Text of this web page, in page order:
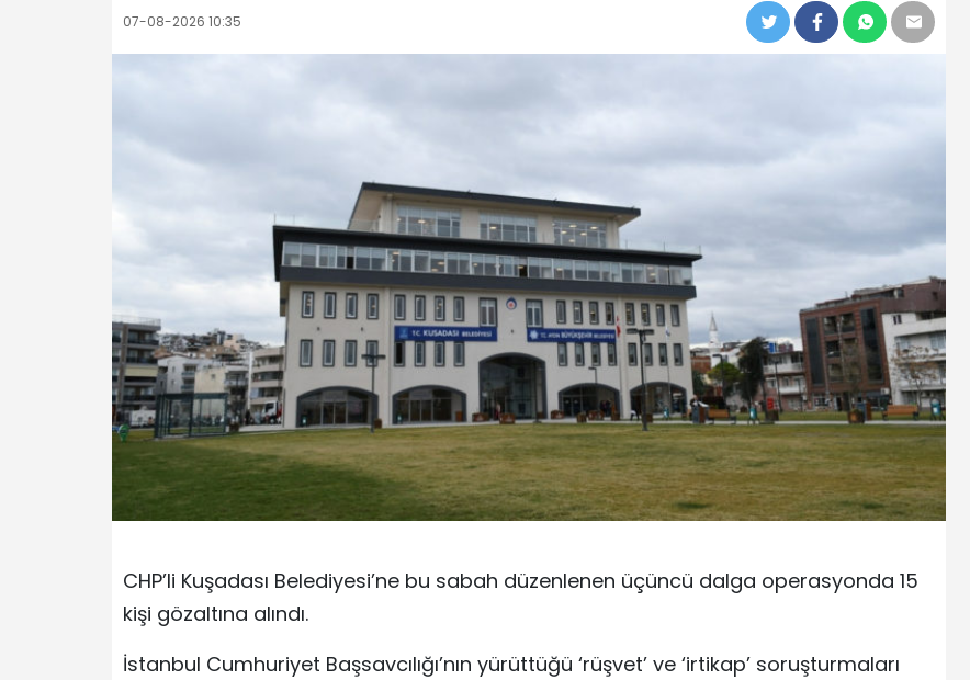
07-08-2026 10:35
CHP’li Kuşadası Belediyesi’ne bu sabah düzenlenen üçüncü dalga operasyonda 15
kişi gözaltına alındı.
İstanbul Cumhuriyet Başsavcılığı’nın yürüttüğü ‘rüşvet’ ve ‘irtikap’ soruşturmaları